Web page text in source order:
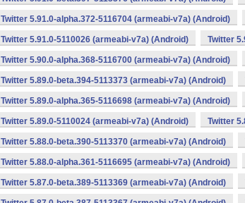
Twitter 5.91.0-alpha.372-5116704 (armeabi-v7a) (Android)
Twitter 5.91.0-5110026 (armeabi-v7a) (Android) Twitter
Twitter 5.90.0-alpha.368-5116700 (armeabi-v7a) (Android)
Twitter 5.89.0-beta.394-5113373 (armeabi-v7a) (Android)
Twitter 5.89.0-alpha.365-5116698 (armeabi-v7a) (Android)
Twitter 5.89.0-5110024 (armeabi-v7a) (Android) Twitter
Twitter 5.88.0-beta.390-5113370 (armeabi-v7a) (Android)
Twitter 5.88.0-alpha.361-5116695 (armeabi-v7a) (Android)
Twitter 5.87.0-beta.389-5113369 (armeabi-v7a) (Android)